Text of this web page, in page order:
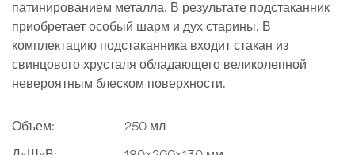
патинированием металла. В результате подстаканник
приобретает особый шарм и дух старины. В
комплектацию подстаканника входит стакан из
свинцового хрусталя обладающего великолепной
невероятным блеском поверхности.
Объем:
250 мл